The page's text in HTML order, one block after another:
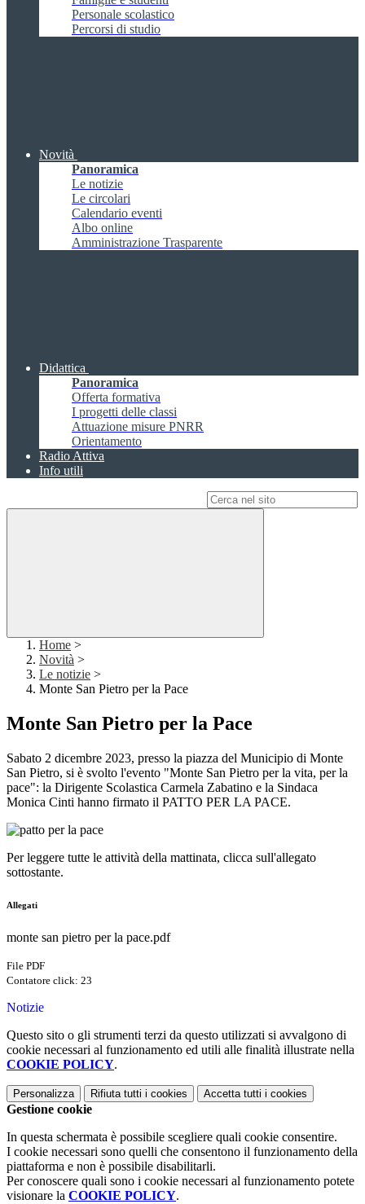
Personale scolastico
Percorsi di studio
Novità
Panoramica
Le notizie
Le circolari
Calendario eventi
Albo online
Amministrazione Trasparente
Didattica
Panoramica
Offerta formativa
I progetti delle classi
Attuazione misure PNRR
Orientamento
Radio Attiva
Info utili
Home >
Novità >
Le notizie >
Monte San Pietro per la Pace
Monte San Pietro per la Pace
Sabato 2 dicembre 2023, presso la piazza del Municipio di Monte
San Pietro, si è svolto l'evento "Monte San Pietro per la vita, per la
pace": la Dirigente Scolastica Carmela Zabatino e la Sindaca
Monica Cinti hanno firmato il PATTO PER LA PACE.
Per leggere tutte le attività della mattinata, clicca sull'allegato
sottostante.
Allegati
monte san pietro per la pace.pdf
File PDF
Contatore click: 23
Notizie
Questo sito o gli strumenti terzi da questo utilizzati si avvalgono di
cookie necessari al funzionamento ed utili alle finalità illustrate nella
COOKIE POLICY.
Personalizza Rifiuta tutti i cookies Accetta tutti i cookies
Gestione cookie
In questa schermata è possibile scegliere quali cookie consentire.
I cookie necessari sono quelli che consentono il funzionamento della
piattaforma e non è possibile disabilitarli.
Per conoscere quali sono i cookie necessari al funzionamento potete
visionare la COOKIE POLICY.